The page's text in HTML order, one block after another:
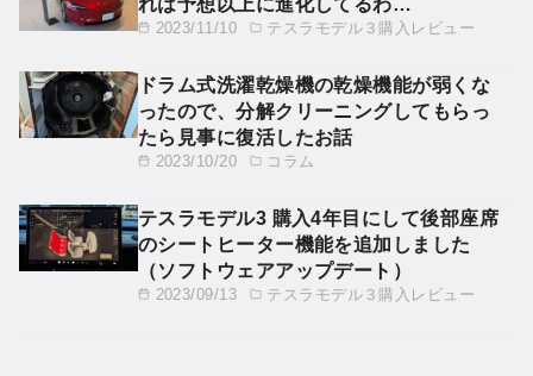
2023/11/10 テスラモデル３購入レビュー
2023/10/20 コラム
ドラム式洗濯乾燥機の乾燥機能が弱くな
ったので、分解クリーニングしてもらっ
たら見事に復活したお話
2023/09/13 テスラモデル３購入レビュー
テスラモデル3 購入4年目にして後部座席
のシートヒーター機能を追加しました
（ソフトウェアアップデート）